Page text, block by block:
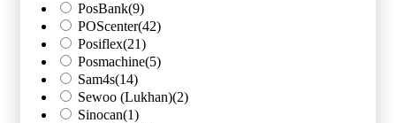
PosBank(9)
POScenter(42)
Posiflex(21)
Posmachine(5)
Sam4s(14)
Sewoo (Lukhan)(2)
Sinocan(1)